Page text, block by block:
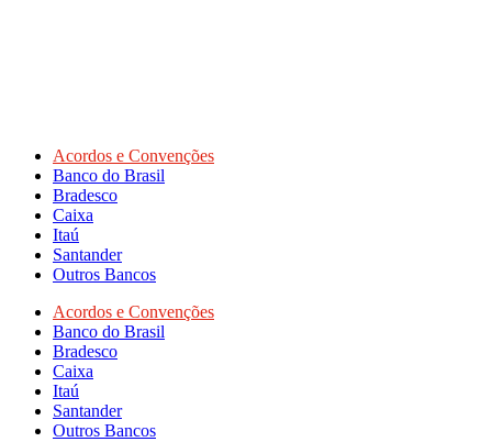
Acordos e Convenções
Banco do Brasil
Bradesco
Caixa
Itaú
Santander
Outros Bancos
Acordos e Convenções
Banco do Brasil
Bradesco
Caixa
Itaú
Santander
Outros Bancos